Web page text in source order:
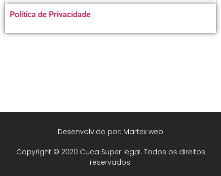
Alternative:
Política de Privacidade
Copyright © 2020 Cuca Super legal. Todos os direitos
reservados.
Desenvolvido por: Martex web